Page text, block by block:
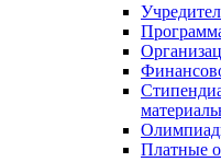
Платные